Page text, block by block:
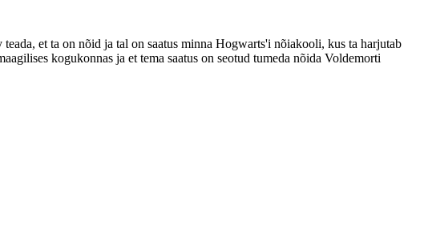
et ta on nõid ja tal on saatus minna Hogwarts'i nõiakooli, kus ta harjutab
kogukonnas ja et tema saatus on seotud tumeda nõida Voldemorti